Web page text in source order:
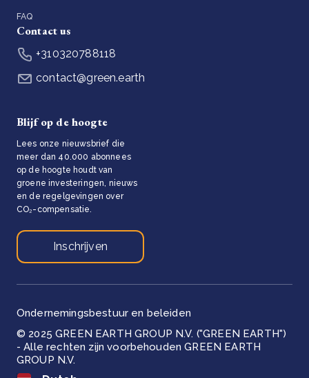
FAQ
Contact us
+310320788118
contact@green.earth
Blijf op de hoogte
Lees onze nieuwsbrief die
meer dan 40.000 abonnees
op de hoogte houdt van
groene investeringen, nieuws
en de regelgevingen over
CO₂-compensatie.
Inschrijven
© 2025 GREEN EARTH GROUP N.V. ("GREEN EARTH")
- Alle rechten zijn voorbehouden GREEN EARTH
GROUP N.V.
Ondernemingsbestuur en beleiden